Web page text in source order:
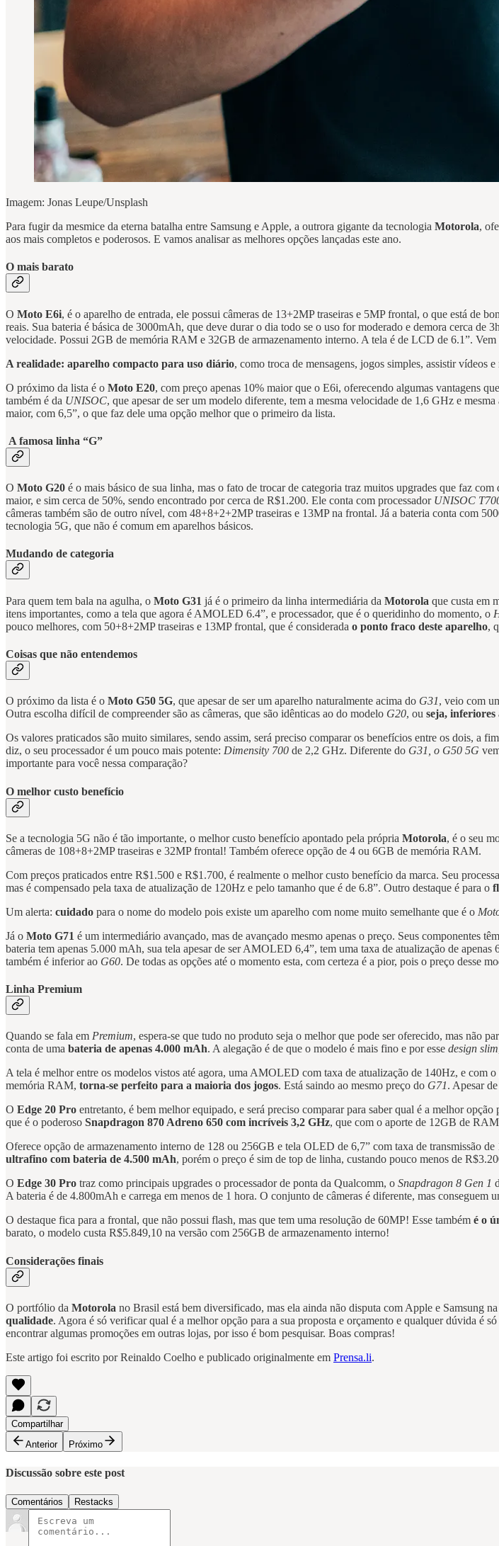
Imagem: Jonas Leupe/Unsplash
Para fugir da mesmice da eterna batalha entre Samsung e Apple, a outrora gigante da tecnologia Motorola,
aos mais completos e poderosos. E vamos analisar as melhores opções lançadas este ano.
O mais barato
O Moto E6i, é o aparelho de entrada, ele possui câmeras de 13+2MP traseiras e 5MP frontal, o que está de
reais. Sua bateria é básica de 3000mAh, que deve durar o dia todo se o uso for moderado e demora cerca de
velocidade. Possui 2GB de memória RAM e 32GB de armazenamento interno. A tela é de LCD de 6.1”.
A realidade: aparelho compacto para uso diário, como troca de mensagens, jogos simples, assistir vídeos
O próximo da lista é o Moto E20, com preço apenas 10% maior que o E6i, oferecendo algumas vantagens
também é da UNISOC, que apesar de ser um modelo diferente, tem a mesma velocidade de 1,6 GHz e
maior, com 6,5”, o que faz dele uma opção melhor que o primeiro da lista.
A famosa linha “G”
O Moto G20 é o mais básico de sua linha, mas o fato de trocar de categoria traz muitos upgrades que faz
maior, e sim cerca de 50%, sendo encontrado por cerca de R$1.200. Ele conta com processador UNISOC
câmeras também são de outro nível, com 48+8+2+2MP traseiras e 13MP na frontal. Já a bateria conta com
tecnologia 5G, que não é comum em aparelhos básicos.
Mudando de categoria
Para quem tem bala na agulha, o Moto G31 já é o primeiro da linha intermediária da Motorola que custa em
itens importantes, como a tela que agora é AMOLED 6.4”, e processador, que é o queridinho do momento, o
pouco melhores, com 50+8+2MP traseiras e 13MP frontal, que é considerada o ponto fraco deste aparelho,
Coisas que não entendemos
O próximo da lista é o Moto G50 5G, que apesar de ser um aparelho naturalmente acima do G31, veio com
Outra escolha difícil de compreender são as câmeras, que são idênticas ao do modelo G20, ou seja, inferiores
Os valores praticados são muito similares, sendo assim, será preciso comparar os benefícios entre os dois, a
diz, o seu processador é um pouco mais potente: Dimensity 700 de 2,2 GHz. Diferente do G31, o G50 5G
importante para você nessa comparação?
O melhor custo benefício
Se a tecnologia 5G não é tão importante, o melhor custo benefício apontado pela própria Motorola, é o seu
câmeras de 108+8+2MP traseiras e 32MP frontal! Também oferece opção de 4 ou 6GB de memória RAM.
Com preços praticados entre R$1.500 e R$1.700, é realmente o melhor custo benefício da marca. Seu
mas é compensado pela taxa de atualização de 120Hz e pelo tamanho que é de 6.8”. Outro destaque é para o
Um alerta: cuidado para o nome do modelo pois existe um aparelho com nome muito semelhante que é o
Já o Moto G71 é um intermediário avançado, mas de avançado mesmo apenas o preço. Seus componentes
bateria tem apenas 5.000 mAh, sua tela apesar de ser AMOLED 6,4”, tem uma taxa de atualização de
também é inferior ao G60. De todas as opções até o momento esta, com certeza é a pior, pois o preço desse
Linha Premium
Quando se fala em Premium, espera-se que tudo no produto seja o melhor que pode ser oferecido, mas não
conta de uma bateria de apenas 4.000 mAh. A alegação é de que o modelo é mais fino e por esse design slim
A tela é melhor entre os modelos vistos até agora, uma AMOLED com taxa de atualização de 140Hz, e com o
memória RAM, torna-se perfeito para a maioria dos jogos. Está saindo ao mesmo preço do G71. Apesar
O Edge 20 Pro entretanto, é bem melhor equipado, e será preciso comparar para saber qual é a melhor opção
que é o poderoso Snapdragon 870 Adreno 650 com incríveis 3,2 GHz, que com o aporte de 12GB de
Oferece opção de armazenamento interno de 128 ou 256GB e tela OLED de 6,7” com taxa de transmissão
ultrafino com bateria de 4.500 mAh, porém o preço é sim de top de linha, custando pouco menos de
O Edge 30 Pro traz como principais upgrades o processador de ponta da Qualcomm, o Snapdragon 8 Gen 1
A bateria é de 4.800mAh e carrega em menos de 1 hora. O conjunto de câmeras é diferente, mas conseguem
O destaque fica para a frontal, que não possui flash, mas que tem uma resolução de 60MP! Esse também é o
barato, o modelo custa R$5.849,10 na versão com 256GB de armazenamento interno!
Considerações finais
O portfólio da Motorola no Brasil está bem diversificado, mas ela ainda não disputa com Apple e Samsung
qualidade. Agora é só verificar qual é a melhor opção para a sua proposta e orçamento e qualquer dúvida é
encontrar algumas promoções em outras lojas, por isso é bom pesquisar. Boas compras!
Este artigo foi escrito por Reinaldo Coelho e publicado originalmente em Prensa.li.
Compartilhar
Anterior
Próximo
Discussão sobre este post
Comentários Restacks